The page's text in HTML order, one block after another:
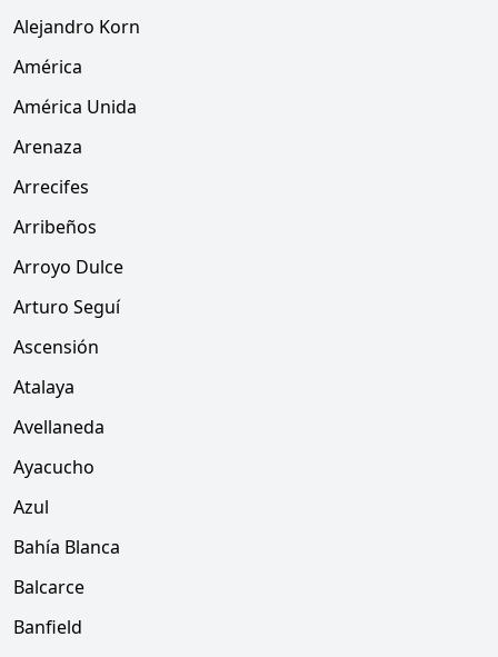
Alejandro Korn
América
América Unida
Arenaza
Arrecifes
Arribeños
Arroyo Dulce
Arturo Seguí
Ascensión
Atalaya
Avellaneda
Ayacucho
Azul
Bahía Blanca
Balcarce
Banfield